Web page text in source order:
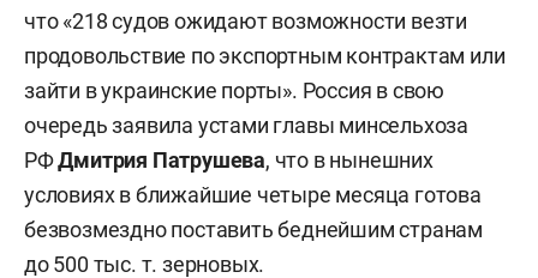
что «218 судов ожидают возможности везти
продовольствие по экспортным контрактам или
зайти в украинские порты». Россия в свою
очередь заявила устами главы минсельхоза
РФДмитрия Патрушева, что в нынешних
условиях в ближайшие четыре месяца готова
безвозмездно поставить беднейшим странам
до 500 тыс. т. зерновых.